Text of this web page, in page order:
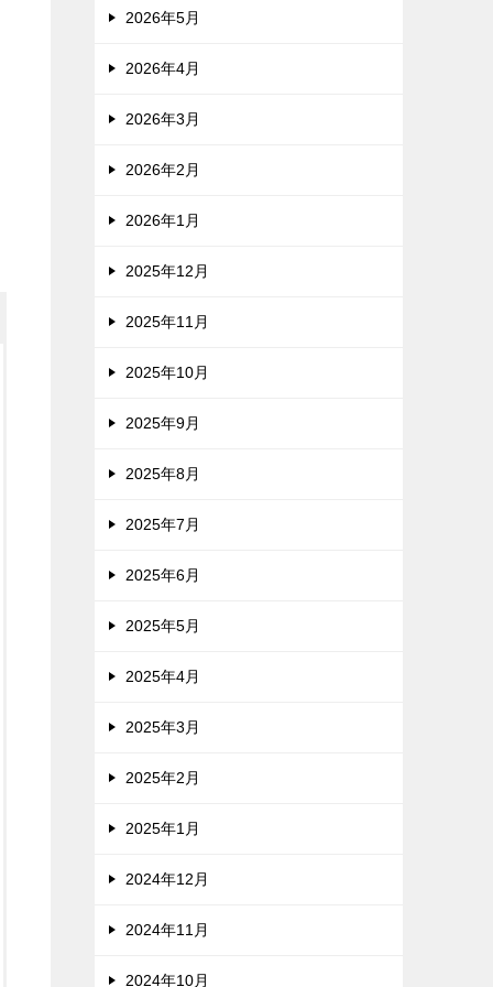
2026年5月
2026年4月
2026年3月
2026年2月
2026年1月
2025年12月
2025年11月
2025年10月
2025年9月
2025年8月
2025年7月
2025年6月
2025年5月
2025年4月
2025年3月
2025年2月
2025年1月
2024年12月
2024年11月
2024年10月